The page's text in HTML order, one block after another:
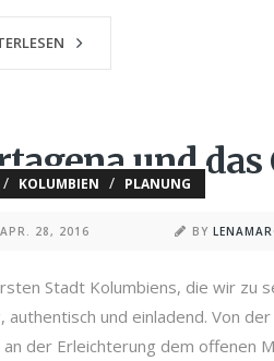
/ KOLUMBIEN / PLANUNG
und
APR. 28, 2016 BY
Stadt Kolumbiens, die wir zu
authentisch und einladend. Von
an der Erleichterung dem offenen